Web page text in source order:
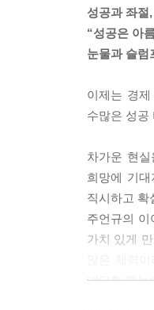
성공과 좌절
“성공은 아
눈물과 슬럼
이제는 경
수많은 성공
차가운 현
희망에 기
직시하고 확
주언규의 이
가치 있게
대단한 재능